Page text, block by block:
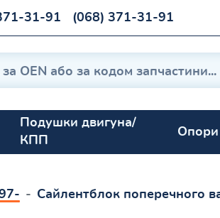
31-91 (068) 371-31-91
Подушки двигуна/
КПП
Опори
Сайлентблок поперечного